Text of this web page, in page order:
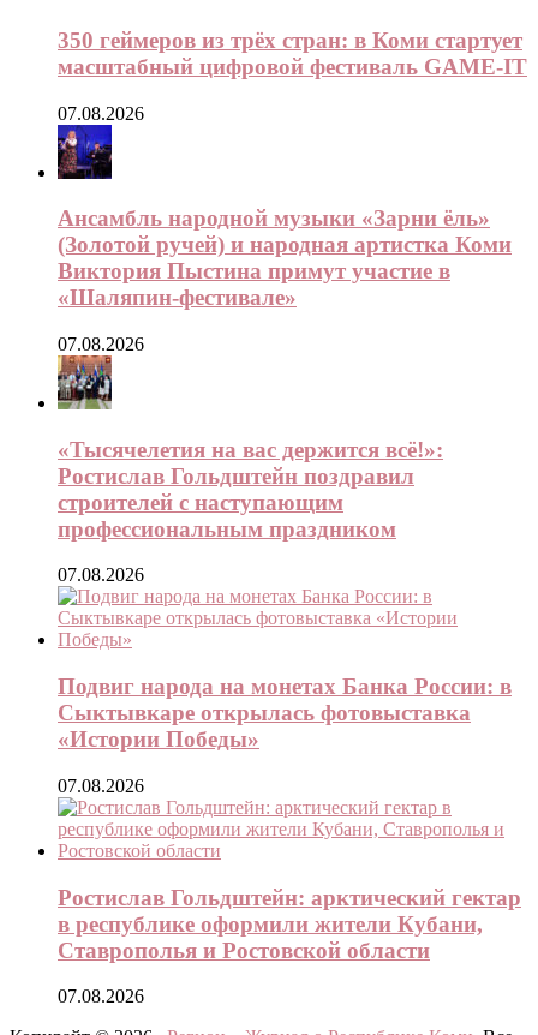
350 геймеров из трёх стран: в Коми стартует
масштабный цифровой фестиваль GAME-IT
07.08.2026
Ансамбль народной музыки «Зарни ёль»
(Золотой ручей) и народная артистка Коми
Виктория Пыстина примут участие в
«Шаляпин-фестивале»
07.08.2026
«Тысячелетия на вас держится всё!»:
Ростислав Гольдштейн поздравил
строителей с наступающим
профессиональным праздником
07.08.2026
Подвиг народа на монетах Банка России: в
Сыктывкаре открылась фотовыставка
«Истории Победы»
07.08.2026
Ростислав Гольдштейн: арктический гектар
в республике оформили жители Кубани,
Ставрополья и Ростовской области
07.08.2026